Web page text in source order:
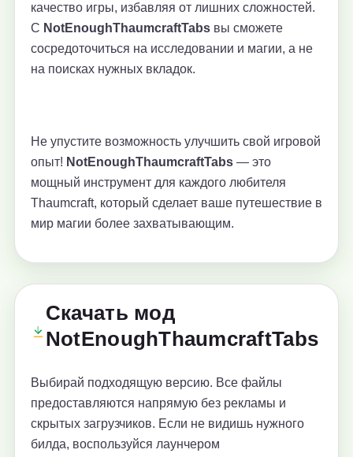
качество игры, избавляя от лишних сложностей.
С NotEnoughThaumcraftTabs вы сможете
сосредоточиться на исследовании и магии, а не
на поисках нужных вкладок.
Не упустите возможность улучшить свой игровой
опыт! NotEnoughThaumcraftTabs — это
мощный инструмент для каждого любителя
Thaumcraft, который сделает ваше путешествие в
мир магии более захватывающим.
Скачать мод
NotEnoughThaumcraftTabs
Выбирай подходящую версию. Все файлы
предоставляются напрямую без рекламы и
скрытых загрузчиков. Если не видишь нужного
билда, воспользуйся лаунчером